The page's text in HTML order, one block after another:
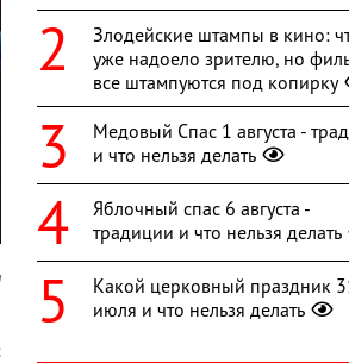
Злодейские штампы в кино:
уже надоело зрителю, но
все штампуются под копирку
Медовый Спас 1 августа -
и что нельзя делать
Яблочный спас 6 августа -
традиции и что нельзя делать
Какой церковный праздник
июля и что нельзя делать